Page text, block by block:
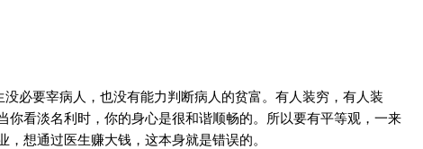
必要宰病人，也没有能力判断病人的贫富。有人装穷，有人装
看淡名利时，你的身心是很和谐顺畅的。所以要有平等观，一来
想通过医生赚大钱，这本身就是错误的。